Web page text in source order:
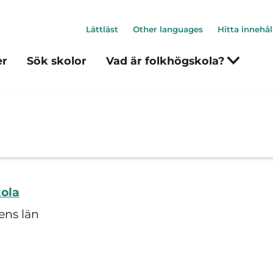
Sök skolor Vad är folkhögskola?
Lättläst Other languages Hitta
län